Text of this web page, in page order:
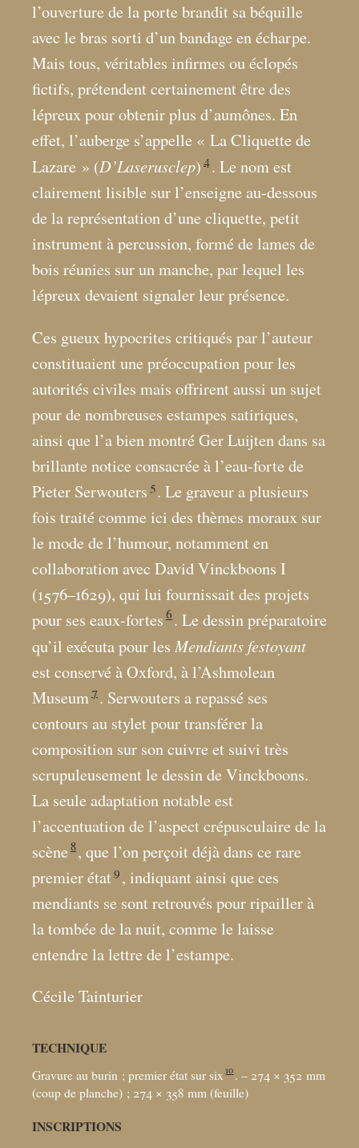
l’ouverture de la porte brandit sa béquille
avec le bras sorti d’un bandage en écharpe.
Mais tous, véritables infirmes ou éclopés
fictifs, prétendent certainement être des
lépreux pour obtenir plus d’aumônes. En
effet, l’auberge s’appelle « La Cliquette de
Lazare » (D’Laserusclep) 4 . Le nom est
clairement lisible sur l’enseigne au-dessous
de la représentation d’une cliquette, petit
instrument à percussion, formé de lames de
bois réunies sur un manche, par lequel les
lépreux devaient signaler leur présence.
Ces gueux hypocrites critiqués par l’auteur
constituaient une préoccupation pour les
autorités civiles mais offrirent aussi un sujet
pour de nombreuses estampes satiriques,
ainsi que l’a bien montré Ger Luijten dans sa
brillante notice consacrée à l’eau-forte de
Pieter Serwouters 5. Le graveur a plusieurs
fois traité comme ici des thèmes moraux sur
le mode de l’humour, notamment en
collaboration avec David Vinckboons I
(1576–1629), qui lui fournissait des projets
pour ses eaux-fortes 6 . Le dessin préparatoire
qu’il exécuta pour les Mendiants festoyant
est conservé à Oxford, à l’Ashmolean
Museum 7 . Serwouters a repassé ses
contours au stylet pour transférer la
composition sur son cuivre et suivi très
scrupuleusement le dessin de Vinckboons.
La seule adaptation notable est
l’accentuation de l’aspect crépusculaire de la
scène8, que l’on perçoit déjà dans ce rare
premier état9 , indiquant ainsi que ces
mendiants se sont retrouvés pour ripailler à
la tombée de la nuit, comme le laisse
entendre la lettre de l’estampe.
Cécile Tainturier
TECHNIQUE
Gravure au burin ; premier état sur six 10 . – 274 × 352 mm
(coup de planche) ; 274 × 358 mm (feuille)
INSCRIPTIONS